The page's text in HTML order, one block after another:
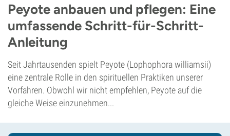
Peyote anbauen und pflegen: Eine
umfassende Schritt-für-Schritt-
Anleitung
Seit Jahrtausenden spielt Peyote (Lophophora williamsii)
eine zentrale Rolle in den spirituellen Praktiken unserer
Vorfahren. Obwohl wir nicht empfehlen, Peyote auf die
gleiche Weise einzunehmen...